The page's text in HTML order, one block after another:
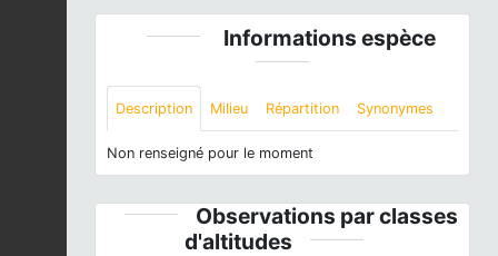
Informations espèce
Description Milieu Répartition Synonymes
Non renseigné pour le moment
Observations par classes
d'altitudes